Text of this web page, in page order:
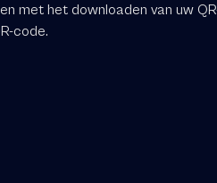
met het downloaden van uw
code.